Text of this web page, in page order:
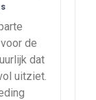
de
dat
uitziet.